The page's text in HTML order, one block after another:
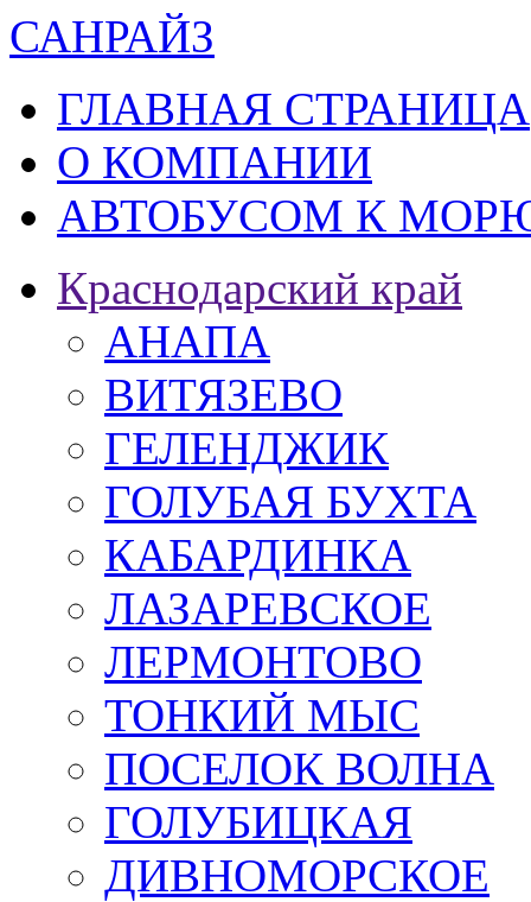
САНРАЙЗ
ГЛАВНАЯ СТРАНИЦА
О КОМПАНИИ
АВТОБУСОМ К МОРЮ
Краснодарский край
АНАПА
ВИТЯЗЕВО
ГЕЛЕНДЖИК
ГОЛУБАЯ БУХТА
КАБАРДИНКА
ЛАЗАРЕВСКОЕ
ЛЕРМОНТОВО
ТОНКИЙ МЫС
ПОСЕЛОК ВОЛНА
ГОЛУБИЦКАЯ
ДИВНОМОРСКОЕ